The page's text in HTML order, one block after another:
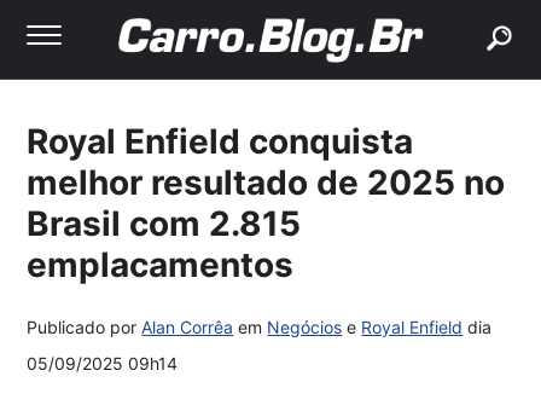
Royal Enfield conquista
melhor resultado de 2025 no
Brasil com 2.815
emplacamentos
Publicado porAlan Corrêa em Negócios e Royal Enfield dia
05/09/2025 09h14